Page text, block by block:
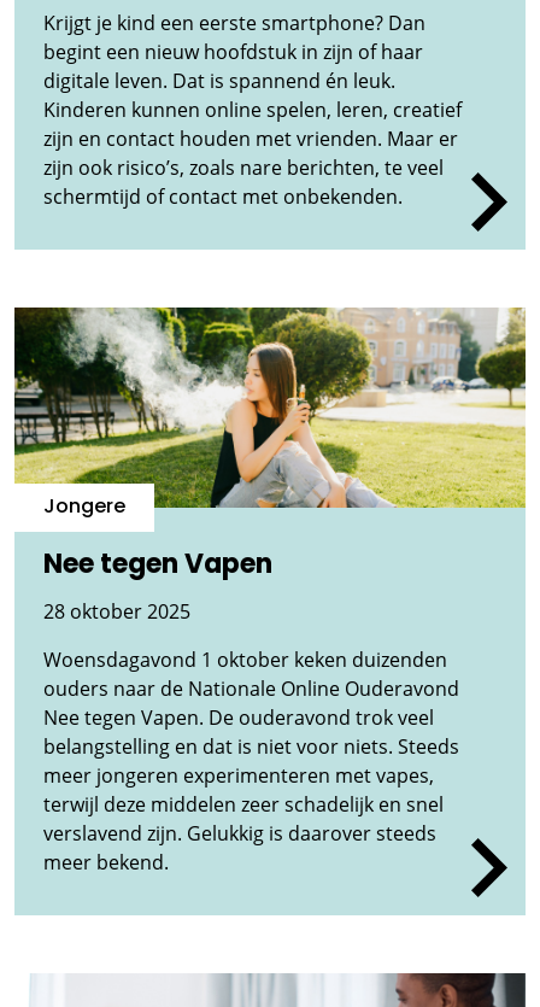
Krijgt je kind een eerste smartphone? Dan
begint een nieuw hoofdstuk in zijn of haar
digitale leven. Dat is spannend én leuk.
Kinderen kunnen online spelen, leren, creatief
zijn en contact houden met vrienden. Maar er
zijn ook risico’s, zoals nare berichten, te veel
schermtijd of contact met onbekenden.
Nee tegen Vapen
Jongere
28 oktober 2025
Woensdagavond 1 oktober keken duizenden
ouders naar de Nationale Online Ouderavond
Nee tegen Vapen. De ouderavond trok veel
belangstelling en dat is niet voor niets. Steeds
meer jongeren experimenteren met vapes,
terwijl deze middelen zeer schadelijk en snel
verslavend zijn. Gelukkig is daarover steeds
meer bekend.